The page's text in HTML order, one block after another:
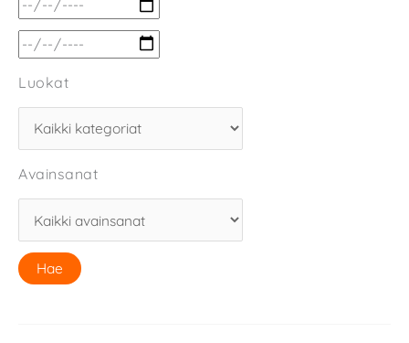
Luokat
Avainsanat